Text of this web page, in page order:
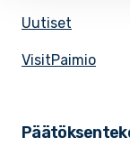
Uutiset
VisitPaimio